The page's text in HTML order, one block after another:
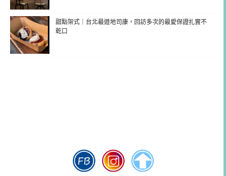
甜點架式｜台北最道地司康，回訪多次的最愛保證扎實不
乾口